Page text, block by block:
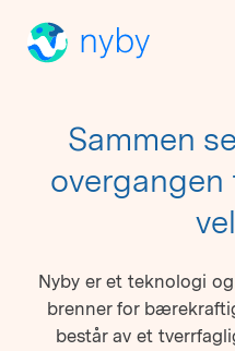
Sammen
Nyby er et teknologi
brenner for
består av et